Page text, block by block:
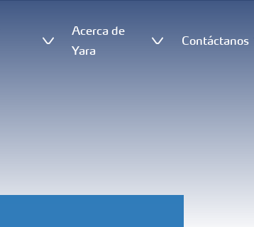
Acerca de
Yara
Contáctanos